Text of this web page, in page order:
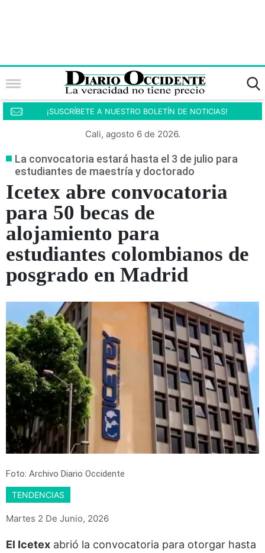
¡SUSCRÍBETE A NUESTRO BOLETÍN DE NOTICIAS!
Cali, agosto 6 de 2026.
La convocatoria estará hasta el 3 de julio para
estudiantes de maestría y doctorado
Icetex abre convocatoria
para 50 becas de
alojamiento para
estudiantes colombianos de
posgrado en Madrid
Foto: Archivo Diario Occidente
TENDENCIAS
Martes 2 De Junio, 2026
El Icetex abrió la convocatoria para otorgar hasta